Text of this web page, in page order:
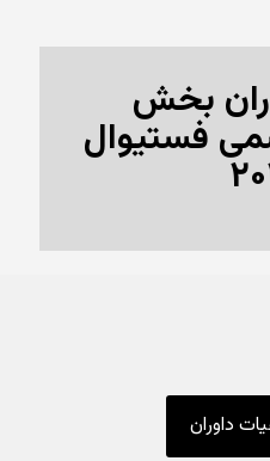
بخش
فستیوال
داوران